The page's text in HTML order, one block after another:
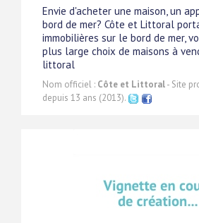
Envie d'acheter une maison, un
bord de mer? Côte et Littoral
immobilières sur le bord de mer,
plus large choix de maisons à
littoral
Nom officiel : Côte et Littoral- Site
depuis 13 ans (2013).